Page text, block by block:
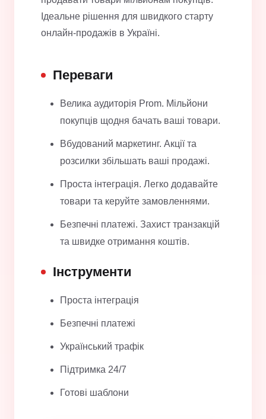
Ідеальне рішення для швидкого старту
онлайн-продажів в Україні.
Переваги
Велика аудиторія Prom. Мільйони
покупців щодня бачать ваші товари.
Вбудований маркетинг. Акції та
розсилки збільшать ваші продажі.
Проста інтеграція. Легко додавайте
товари та керуйте замовленнями.
Безпечні платежі. Захист транзакцій
та швидке отримання коштів.
Інструменти
Проста інтеграція
Безпечні платежі
Український трафік
Підтримка 24/7
Готові шаблони